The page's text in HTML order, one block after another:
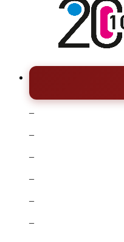
–
–
–
–
–
–